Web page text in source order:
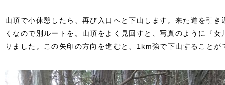
山頂で小休憩したら、再び入口へと下山します。来た道を引
くなので別ルートを。山頂をよく見回すと、写真のように『
りました。この矢印の方向を進むと、1km強で下山することが